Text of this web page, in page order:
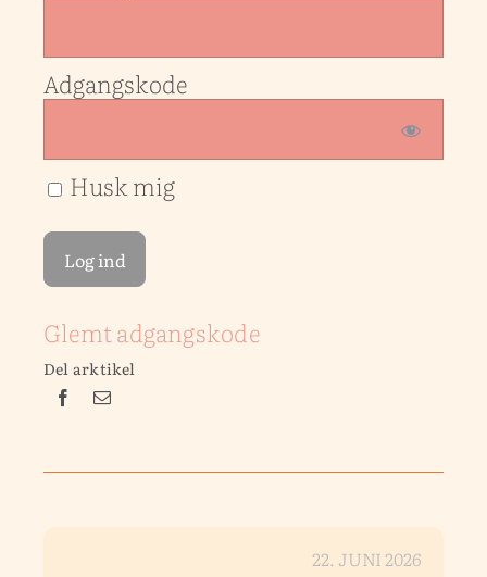
Adgangskode
Husk mig
Glemt adgangskode
Del arktikel
22. JUNI 2026